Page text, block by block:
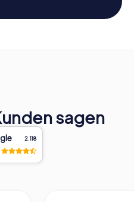
sagen
2.118